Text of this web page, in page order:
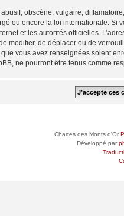
obscène, vulgaire,
ou encore la loi internationale.
et les autorités officielles.
modifier, de déplacer ou de
vous avez renseignées soient
ne pourront être tenus comme
Chartes des Monts d'Or
Développé par